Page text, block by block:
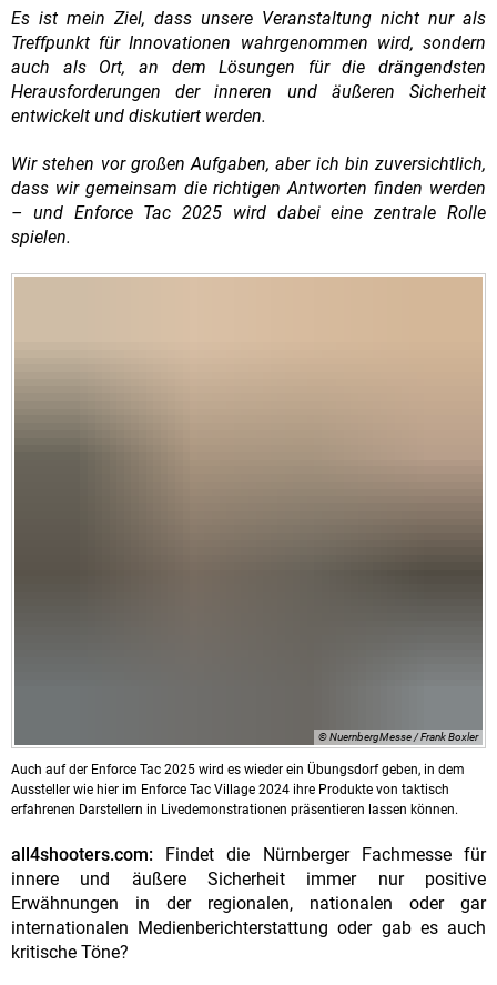
Es ist mein Ziel, dass unsere Veranstaltung nicht nur als
Treffpunkt für Innovationen wahrgenommen wird, sondern
auch als Ort, an dem Lösungen für die drängendsten
Herausforderungen der inneren und äußeren Sicherheit
entwickelt und diskutiert werden.
Wir stehen vor großen Aufgaben, aber ich bin zuversichtlich,
dass wir gemeinsam die richtigen Antworten finden werden
– und Enforce Tac 2025 wird dabei eine zentrale Rolle
spielen.
© NuernbergMesse / Frank Boxler
Auch auf der Enforce Tac 2025 wird es wieder ein Übungsdorf geben, in dem
Aussteller wie hier im Enforce Tac Village 2024 ihre Produkte von taktisch
erfahrenen Darstellern in Livedemonstrationen präsentieren lassen können.
all4shooters.com: Findet die Nürnberger Fachmesse für
innere und äußere Sicherheit immer nur positive
Erwähnungen in der regionalen, nationalen oder gar
internationalen Medienberichterstattung oder gab es auch
kritische Töne?